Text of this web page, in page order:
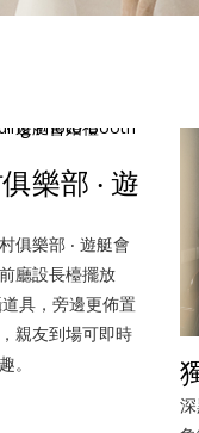
樂部 ‧ 遊
俱樂部 ‧ 遊艇會
廳設長檯擺放
具，旁邊更佈置
親友到場可即時
。